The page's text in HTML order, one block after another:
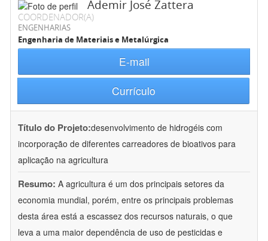
Ademir José Zattera
COORDENADOR(A)
ENGENHARIAS
Engenharia de Materiais e Metalúrgica
E-mail
Currículo
Título do Projeto:desenvolvimento de hidrogéis com
incorporação de diferentes carreadores de bioativos para
aplicação na agricultura
Resumo: A agricultura é um dos principais setores da
economia mundial, porém, entre os principais problemas
desta área está a escassez dos recursos naturais, o que
leva a uma maior dependência de uso de pesticidas e